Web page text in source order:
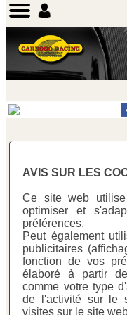
AVIS SUR LES
Ce site web
optimiser et
préférences.
Peut également
publicitaires
fonction de vos
élaboré à partir
comme votre type
de l'activité sur le
visites sur le site
/homepages/0/
on line281
Warning: Undefined
/homepages/0/
on line287
protector_chasis>